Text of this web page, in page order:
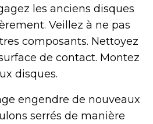
les anciens disques
Veillez à ne pas
composants. Nettoyez
de contact. Montez
disques.
engendre de nouveaux
serrés de manière